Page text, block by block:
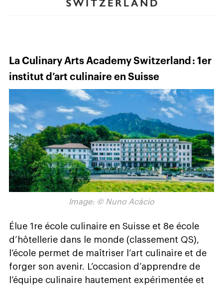
La Culinary Arts Academy Switzerland : 1er
institut d’art culinaire en Suisse
Image: © Nuno Acácio
Élue 1re école culinaire en Suisse et 8e école
d’hôtellerie dans le monde (classement QS),
l’école permet de maîtriser l’art culinaire et de
forger son avenir. L’occasion d’apprendre de
l’équipe culinaire hautement expérimentée et